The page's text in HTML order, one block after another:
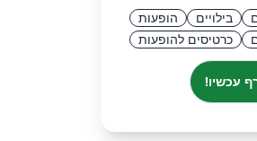
בילויים
הופעות
כרטיסים להופעות
עכשיו!